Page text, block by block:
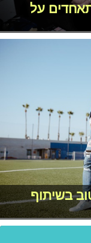
על
בשיתוף